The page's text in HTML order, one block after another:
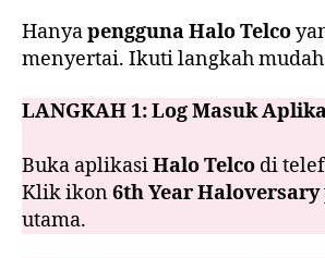
Hanyapengguna Halo Telco
menyertai. Ikuti langkah
LANGKAH 1:Log Masuk
Buka aplikasiHalo Telco di
Klik ikon6th Year Haloversary
utama.